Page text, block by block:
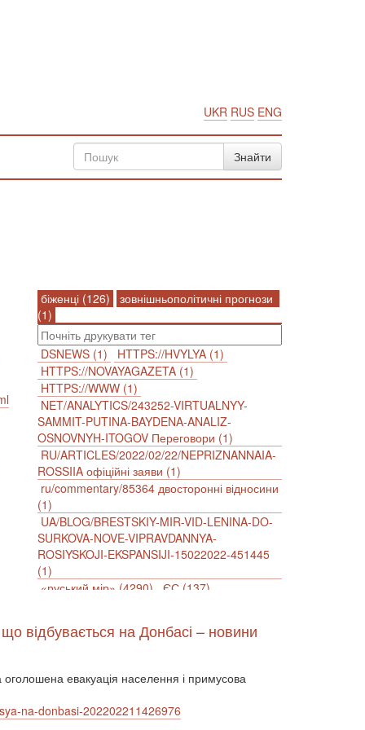
UKR RUS ENG
біженці (126)
зовнішньополітичні прогнози
(1)
DSNEWS (1)
HTTPS://HVYLYA (1)
HTTPS://NOVAYAGAZETA (1)
HTTPS://WWW (1)
NET/ANALYTICS/243252-VIRTUALNYY-
SAMMIT-PUTINA-BAYDENA-ANALIZ-
OSNOVNYH-ITOGOV Переговори (1)
RU/ARTICLES/2022/02/22/NEPRIZNANNAIA-
ROSSIIA офіційні заяви (1)
ru/commentary/85364 двосторонні відносини
(1)
UA/BLOG/BRESTSKIY-MIR-VID-LENINA-DO-
SURKOVA-NOVE-VIPRAVDANNYA-
ROSIYSKOJI-EKSPANSIJI-15022022-451445
(1)
«руський мір» (4290)
ЄС (137)
інформаційна політика (903)
агресія (2) антиамериканізм (1188)
антисемітизм (1)
АРК (7225)
Афганістан (14) Білорусь (111)
безпека (2) безробіття (295)
відбувається на Донбасі – новини
оголошена евакуація населення і примусова
na-donbasi-202202211426976